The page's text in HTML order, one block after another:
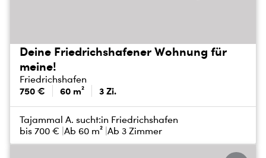
Deine Friedrichshafener Wohnung für
meine!
Friedrichshafen
750 € 60 m² 3 Zi.
Tajammal A. sucht:in Friedrichshafen
bis 700 € Ab 60 m² Ab 3 Zimmer